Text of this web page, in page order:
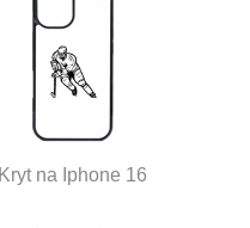
Kryt na Iphone 16